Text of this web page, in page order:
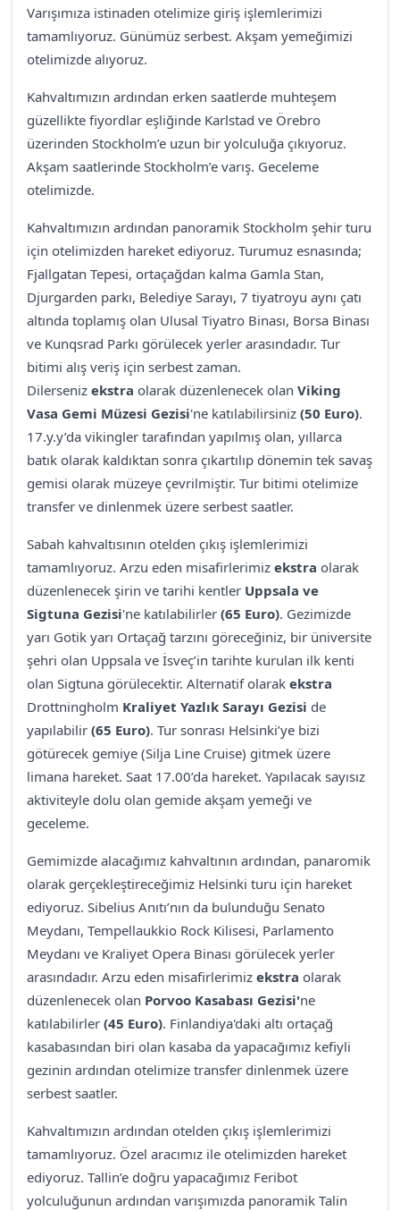
Varışımıza istinaden otelimize giriş işlemlerimizi
tamamlıyoruz. Günümüz serbest. Akşam yemeğimizi
otelimizde alıyoruz.
Kahvaltımızın ardından erken saatlerde muhteşem
güzellikte fiyordlar eşliğinde Karlstad ve Örebro
üzerinden Stockholm’e uzun bir yolculuğa çıkıyoruz.
Akşam saatlerinde Stockholm’e varış. Geceleme
otelimizde.
Kahvaltımızın ardından panoramik Stockholm şehir turu
için otelimizden hareket ediyoruz. Turumuz esnasında;
Fjallgatan Tepesi, ortaçağdan kalma Gamla Stan,
Djurgarden parkı, Belediye Sarayı, 7 tiyatroyu aynı çatı
altında toplamış olan Ulusal Tiyatro Binası, Borsa Binası
ve Kunqsrad Parkı görülecek yerler arasındadır. Tur
bitimi alış veriş için serbest zaman.
Dilerseniz ekstra olarak düzenlenecek olan Viking
Vasa Gemi Müzesi Gezisi'ne katılabilirsiniz (50 Euro).
17.y.y’da vikingler tarafından yapılmış olan, yıllarca
batık olarak kaldıktan sonra çıkartılıp dönemin tek savaş
gemisi olarak müzeye çevrilmiştir. Tur bitimi otelimize
transfer ve dinlenmek üzere serbest saatler.
Sabah kahvaltısının otelden çıkış işlemlerimizi
tamamlıyoruz. Arzu eden misafirlerimiz ekstra olarak
düzenlenecek şirin ve tarihi kentler Uppsala ve
Sigtuna Gezisi'ne katılabilirler (65 Euro). Gezimizde
yarı Gotik yarı Ortaçağ tarzını göreceğiniz, bir üniversite
şehri olan Uppsala ve İsveç’in tarihte kurulan ilk kenti
olan Sigtuna görülecektir. Alternatif olarak ekstra
Drottningholm Kraliyet Yazlık Sarayı Gezisi de
yapılabilir (65 Euro). Tur sonrası Helsinki’ye bizi
götürecek gemiye (Silja Line Cruise) gitmek üzere
limana hareket. Saat 17.00’da hareket. Yapılacak sayısız
aktiviteyle dolu olan gemide akşam yemeği ve
geceleme.
Gemimizde alacağımız kahvaltının ardından, panaromik
olarak gerçekleştireceğimiz Helsinki turu için hareket
ediyoruz. Sibelius Anıtı’nın da bulunduğu Senato
Meydanı, Tempellaukkio Rock Kilisesi, Parlamento
Meydanı ve Kraliyet Opera Binası görülecek yerler
arasındadır. Arzu eden misafirlerimiz ekstra olarak
düzenlenecek olan Porvoo Kasabası Gezisi'ne
katılabilirler (45 Euro). Finlandiya'daki altı ortaçağ
kasabasından biri olan kasaba da yapacağımız kefiyli
gezinin ardından otelimize transfer dinlenmek üzere
serbest saatler.
Kahvaltımızın ardından otelden çıkış işlemlerimizi
tamamlıyoruz. Özel aracımız ile otelimizden hareket
ediyoruz. Tallin’e doğru yapacağımız Feribot
yolculuğunun ardından varışımızda panoramik Talin